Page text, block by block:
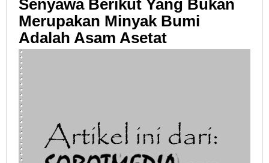
Senyawa Berikut Yang Bukan
Merupakan Minyak Bumi
Adalah Asam Asetat